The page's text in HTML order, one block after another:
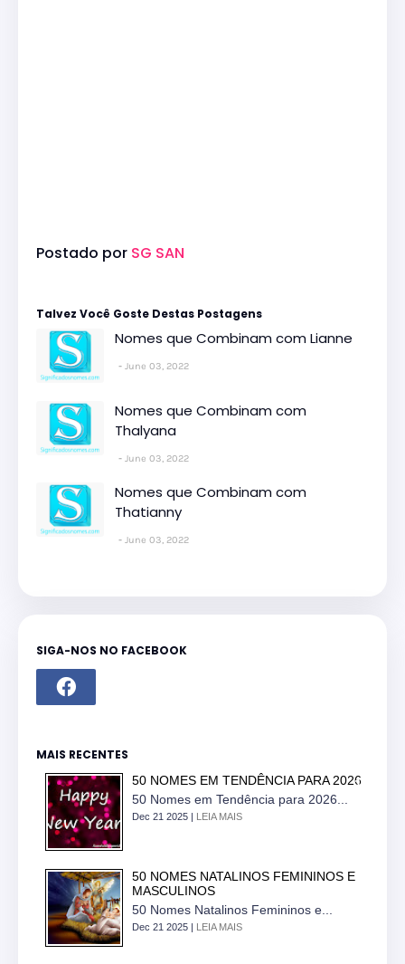
Postado por SG SAN
Talvez Você Goste Destas Postagens
Nomes que Combinam com Lianne
June 03, 2022
Nomes que Combinam com
Thalyana
June 03, 2022
Nomes que Combinam com
Thatianny
June 03, 2022
SIGA-NOS NO FACEBOOK
MAIS RECENTES
50 NOMES EM TENDÊNCIA PARA 2026
50 Nomes em Tendência para 2026...
Dec 21 2025 | LEIA MAIS
50 NOMES NATALINOS FEMININOS E
MASCULINOS
50 Nomes Natalinos Femininos e...
Dec 21 2025 | LEIA MAIS